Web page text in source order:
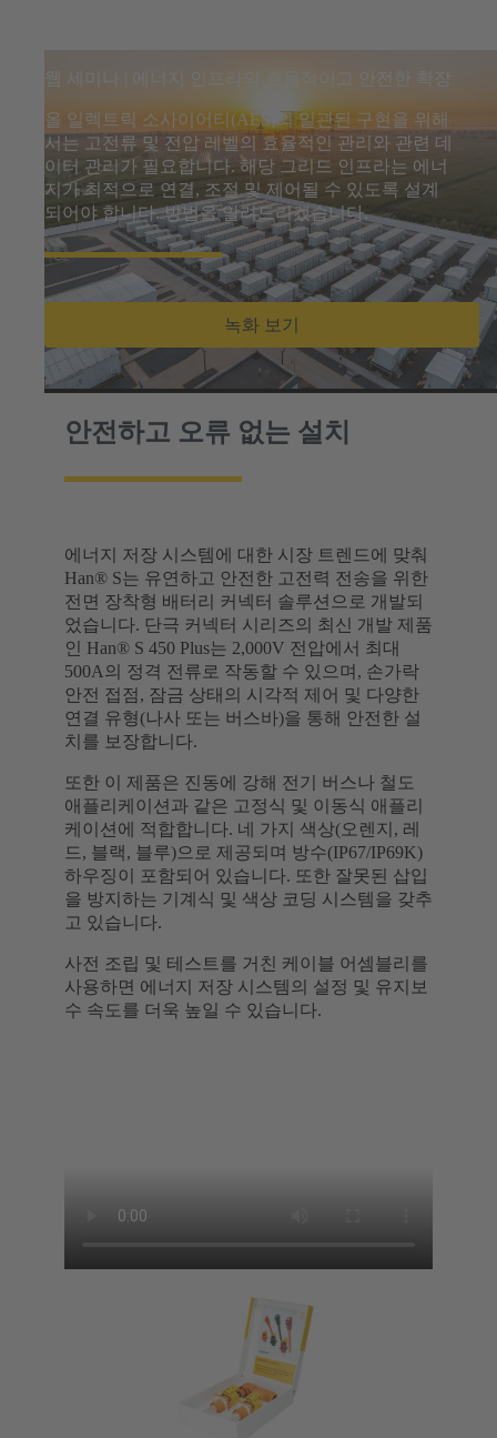
웹 세미나 | 에너지 인프라의 효율적이고 안전한 확장
올 일렉트릭 소사이어티(AES)의 일관된 구현을 위해
서는 고전류 및 전압 레벨의 효율적인 관리와 관련 데
이터 관리가 필요합니다. 해당 그리드 인프라는 에너
지가 최적으로 연결, 조절 및 제어될 수 있도록 설계
되어야 합니다. 방법을 알려드리겠습니다.
녹화 보기
안전하고 오류 없는 설치
에너지 저장 시스템에 대한 시장 트렌드에 맞춰
Han® S는 유연하고 안전한 고전력 전송을 위한
전면 장착형 배터리 커넥터 솔루션으로 개발되
었습니다. 단극 커넥터 시리즈의 최신 개발 제품
인 Han® S 450 Plus는 2,000V 전압에서 최대
500A의 정격 전류로 작동할 수 있으며, 손가락
안전 접점, 잠금 상태의 시각적 제어 및 다양한
연결 유형(나사 또는 버스바)을 통해 안전한 설
치를 보장합니다.
또한 이 제품은 진동에 강해 전기 버스나 철도
애플리케이션과 같은 고정식 및 이동식 애플리
케이션에 적합합니다. 네 가지 색상(오렌지, 레
드, 블랙, 블루)으로 제공되며 방수(IP67/IP69K)
하우징이 포함되어 있습니다. 또한 잘못된 삽입
을 방지하는 기계식 및 색상 코딩 시스템을 갖추
고 있습니다.
사전 조립 및 테스트를 거친 케이블 어셈블리를
사용하면 에너지 저장 시스템의 설정 및 유지보
수 속도를 더욱 높일 수 있습니다.